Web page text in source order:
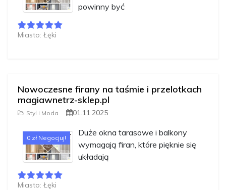
powinny być
Miasto: Łęki
Nowoczesne firany na taśmie i przelotkach
magiawnetrz-sklep.pl
Styl i Moda 01.11.2025
0 zł Negocjuj!
Duże okna tarasowe i balkony
wymagają firan, które pięknie się
układają
Miasto: Łęki